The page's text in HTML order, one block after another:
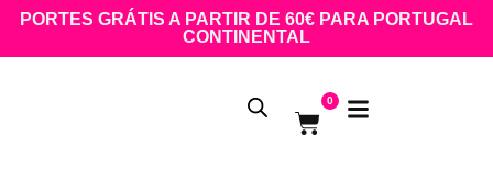
PORTES GRÁTIS A PARTIR DE 60€ PARA PORTUGAL
CONTINENTAL
0